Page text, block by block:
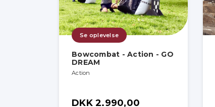
Se oplevelse
Bowcombat - Action - GO
DREAM
Action
DKK 2.990,00